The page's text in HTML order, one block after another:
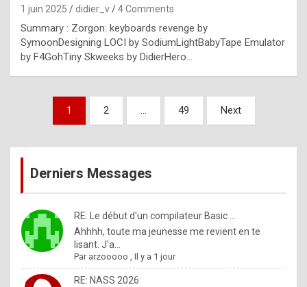
l
e
x
a
%
m
a
d
1 juin 2025 didier_v 4 Comments
Summary : Zorgon: keyboards revenge by
SymoonDesigning LOCI by SodiumLightBabyTape Emulator
by F4GohTiny Skweeks by DidierHero…
Pagination
publications
1 2 … 49 Next
Derniers Messages
RE: Le début d'un compilateur Basic ...
Ahhhh, toute ma jeunesse me revient en te
lisant. J'a...
Par arzooooo ,Il y a 1 jour
RE: NASS 2026